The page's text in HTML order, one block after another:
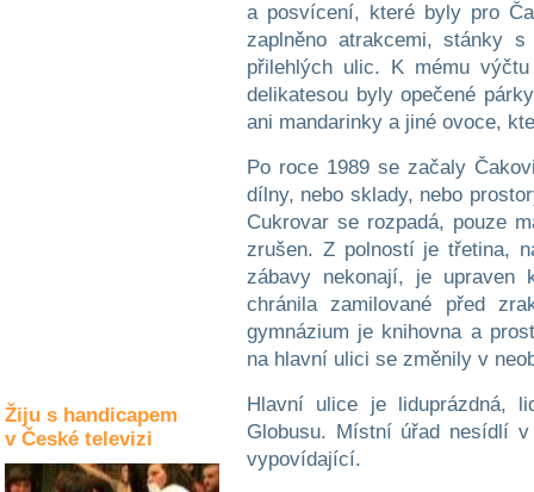
Žiju s handicapem
v České televizi
a posvícení, které byly pro
zaplněno atrakcemi, stánky
přilehlých ulic. K mému
delikatesou byly opečené
ani mandarinky a jiné ovoce,
Po roce 1989 se začaly
dílny, nebo sklady, nebo
Cukrovar se rozpadá, pouze
zrušen. Z polností je třetina,
zábavy nekonají, je upraven
chránila zamilované před
gymnázium je knihovna a
na hlavní ulici se změnily v
Hlavní ulice je liduprázdná,
Globusu. Místní úřad nesídlí
vypovídající.